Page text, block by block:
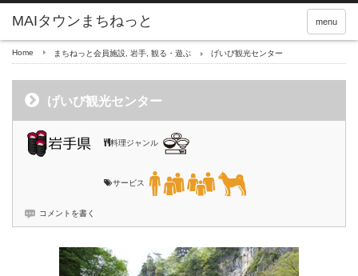
menu
Home まちねっと会員施設 岩手 観る・遊ぶ げいび観光センター
げいび観光センター
料理ジャンル
サービス
コメントを書く